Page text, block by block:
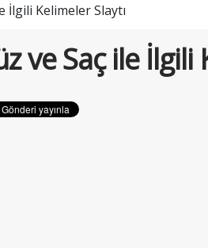
İlgili Kelimeler Slaytı
ve Saç ile İlgili